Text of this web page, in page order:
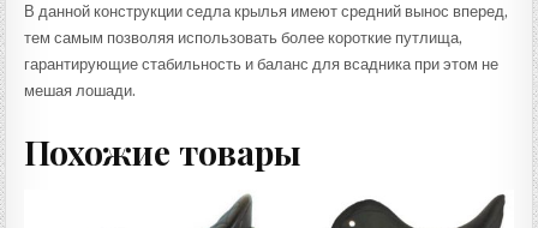
В данной конструкции седла крылья имеют средний вынос вперед,
тем самым позволяя использовать более короткие путлища,
гарантирующие стабильность и баланс для всадника при этом не
мешая лошади.
Похожие товары